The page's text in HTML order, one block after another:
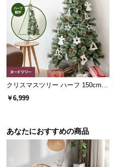
搬
入
経
路
に
つ
い
て
キ
クリスマスツリー ハーフ 150cm
ヌードツリー
￥6,999
あなたにおすすめの商品